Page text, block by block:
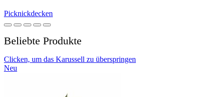
Picknickdecken
Beliebte Produkte
Clicken, um das Karussell zu überspringen
Neu